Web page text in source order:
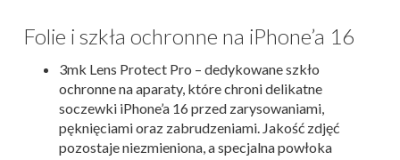
Folie i szkła ochronne na iPhone’a 16
3mk Lens Protect Pro – dedykowane szkło
ochronne na aparaty, które chroni delikatne
soczewki iPhone’a 16 przed zarysowaniami,
pęknięciami oraz zabrudzeniami. Jakość zdjęć
pozostaje niezmieniona, a specjalna powłoka